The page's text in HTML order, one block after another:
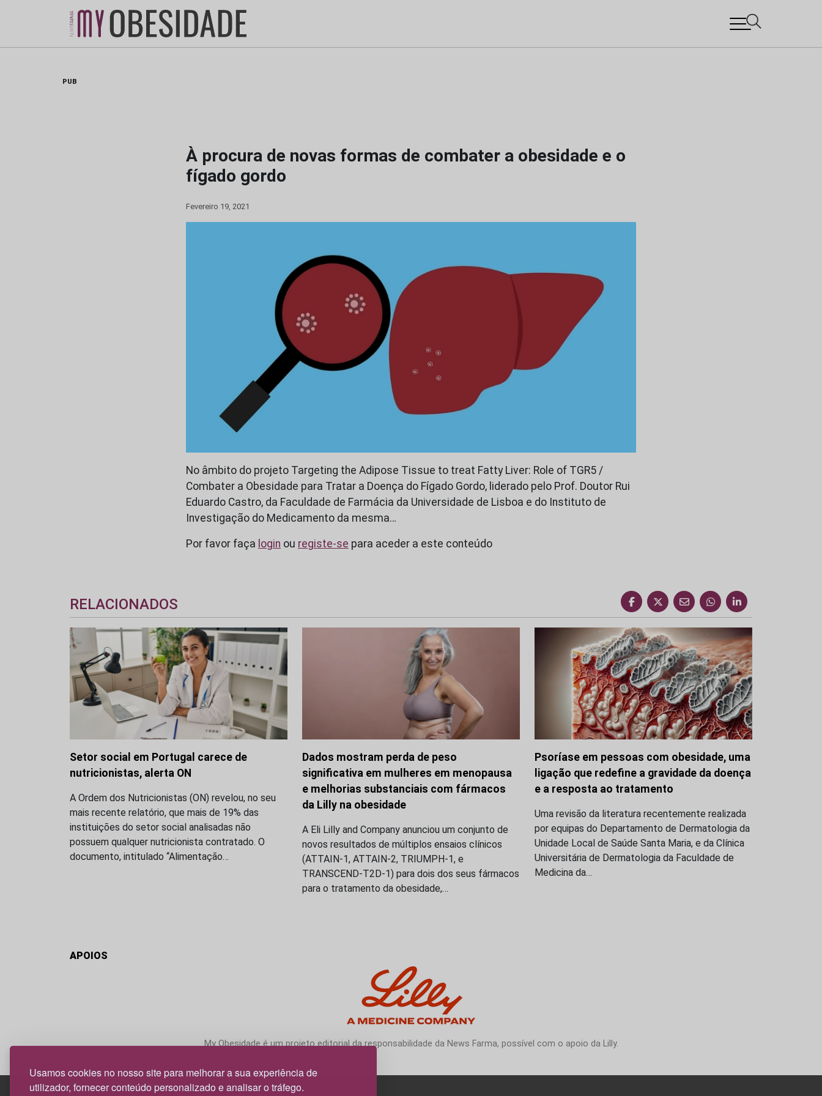
Usamos cookies no nosso site para melhorar a sua experiência de
utilizador, fornecer conteúdo personalizado e analisar o tráfego.
PUB
À procura de novas formas de combater a obesidade e o
fígado gordo
Fevereiro 19, 2021
No âmbito do projeto Targeting the Adipose Tissue to treat Fatty Liver: Role of TGR5 /
Combater a Obesidade para Tratar a Doença do Fígado Gordo, liderado pelo Prof. Doutor Rui
Eduardo Castro, da Faculdade de Farmácia da Universidade de Lisboa e do Instituto de
Investigação do Medicamento da mesma…
Por favor faça login ou registe-se para aceder a este conteúdo
RELACIONADOS
Setor social em Portugal carece de
nutricionistas, alerta ON
A Ordem dos Nutricionistas (ON) revelou, no seu
mais recente relatório, que mais de 19% das
instituições do setor social analisadas não
possuem qualquer nutricionista contratado. O
documento, intitulado “Alimentação…
Dados mostram perda de peso
significativa em mulheres em menopausa
e melhorias substanciais com fármacos
da Lilly na obesidade
A Eli Lilly and Company anunciou um conjunto de
novos resultados de múltiplos ensaios clínicos
(ATTAIN-1, ATTAIN-2, TRIUMPH-1, e
TRANSCEND-T2D-1) para dois dos seus fármacos
para o tratamento da obesidade,…
Psoríase em pessoas com obesidade, uma
ligação que redefine a gravidade da doença
e a resposta ao tratamento
Uma revisão da literatura recentemente realizada
por equipas do Departamento de Dermatologia da
Unidade Local de Saúde Santa Maria, e da Clínica
Universitária de Dermatologia da Faculdade de
Medicina da…
APOIOS
My Obesidade é um projeto editorial da responsabilidade da News Farma, possível com o apoio da Lilly.